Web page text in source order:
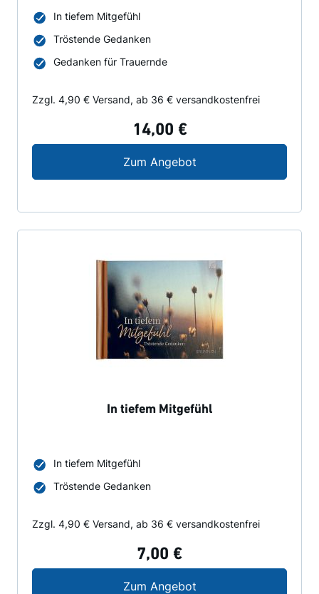
In tiefem Mitgefühl
Tröstende Gedanken
Gedanken für Trauernde
Zzgl. 4,90 € Versand, ab 36 € versandkostenfrei
14,00 €
Zum AngebotZwischen Angst und
In tiefem Mitgefühl
In tiefem Mitgefühl
Tröstende Gedanken
Zzgl. 4,90 € Versand, ab 36 € versandkostenfrei
7,00 €
Zum AngebotIn tiefem Mitgefühl